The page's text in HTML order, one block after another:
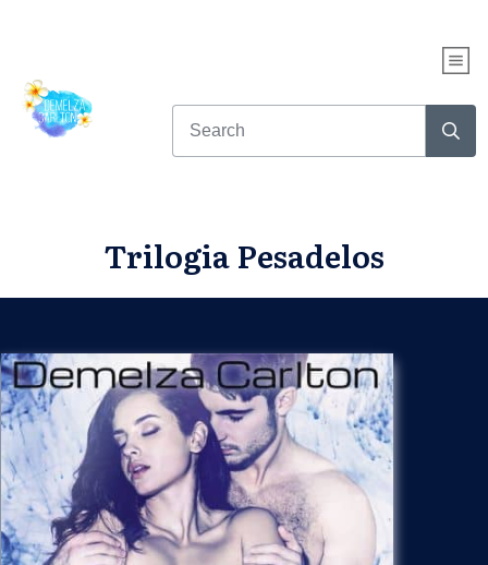
Trilogia Pesadelos